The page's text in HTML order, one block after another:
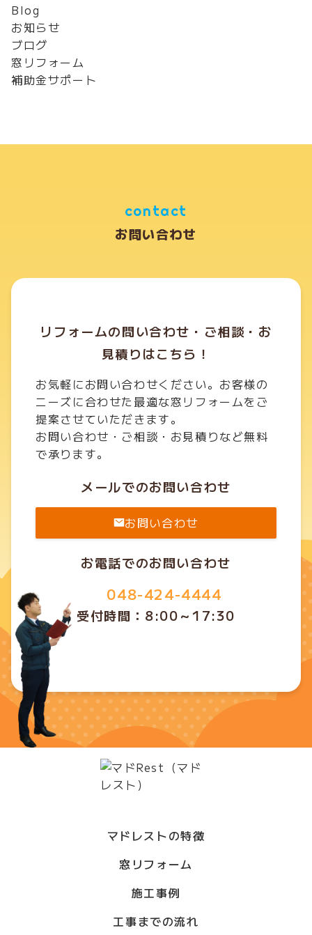
Blog
お知らせ
ブログ
窓リフォーム
補助金サポート
contact
お問い合わせ
リフォームの問い合わせ・ご相談・お
見積りはこちら！
お気軽にお問い合わせください。お客様の
ニーズに合わせた最適な窓リフォームをご
提案させていただきます。
お問い合わせ・ご相談・お見積りなど無料
で承ります。
メールでのお問い合わせ
お問い合わせ
お電話でのお問い合わせ
048-424-4444
受付時間：8:00～17:30
マドレストの特徴
窓リフォーム
施工事例
工事までの流れ